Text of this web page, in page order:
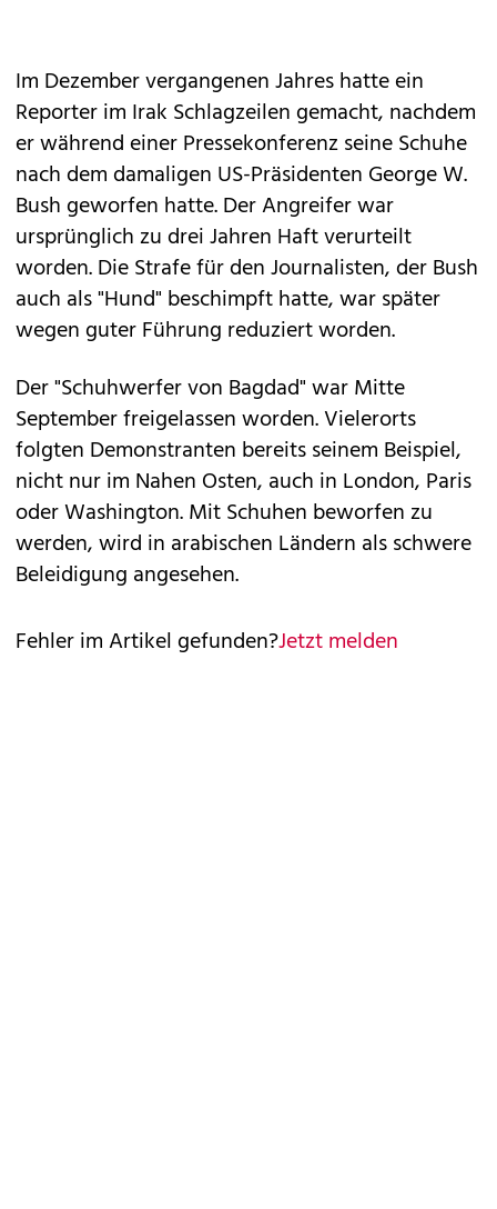
Im Dezember vergangenen Jahres hatte ein
Reporter im Irak Schlagzeilen gemacht, nachdem
er während einer Pressekonferenz seine Schuhe
nach dem damaligen US-Präsidenten George W.
Bush geworfen hatte. Der Angreifer war
ursprünglich zu drei Jahren Haft verurteilt
worden. Die Strafe für den Journalisten, der Bush
auch als "Hund" beschimpft hatte, war später
wegen guter Führung reduziert worden.
Der "Schuhwerfer von Bagdad" war Mitte
September freigelassen worden. Vielerorts
folgten Demonstranten bereits seinem Beispiel,
nicht nur im Nahen Osten, auch in London, Paris
oder Washington. Mit Schuhen beworfen zu
werden, wird in arabischen Ländern als schwere
Beleidigung angesehen.
Fehler im Artikel gefunden?Jetzt melden